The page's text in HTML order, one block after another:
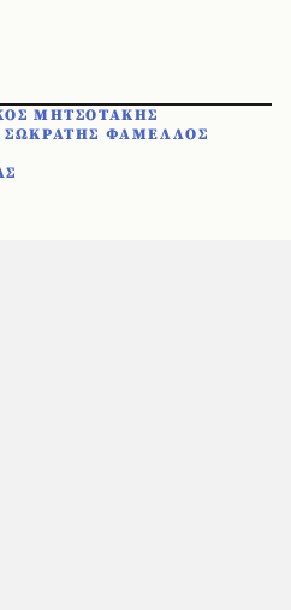
ΜΗΤΣΟΤΑΚΗΣ
ΣΩΚΡΑΤΗΣ ΦΑΜΕΛΛΟΣ